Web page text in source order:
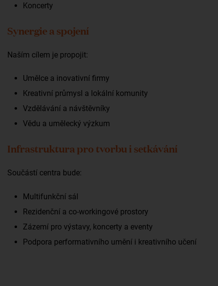
Koncerty
Synergie a spojení
Naším cílem je propojit:
Umělce a inovativní firmy
Kreativní průmysl a lokální komunity
Vzdělávání a návštěvníky
Vědu a umělecký výzkum
Infrastruktura pro tvorbu i setkávání
Součástí centra bude:
Multifunkční sál
Rezidenční a co-workingové prostory
Zázemí pro výstavy, koncerty a eventy
Podpora performativního umění i kreativního učení